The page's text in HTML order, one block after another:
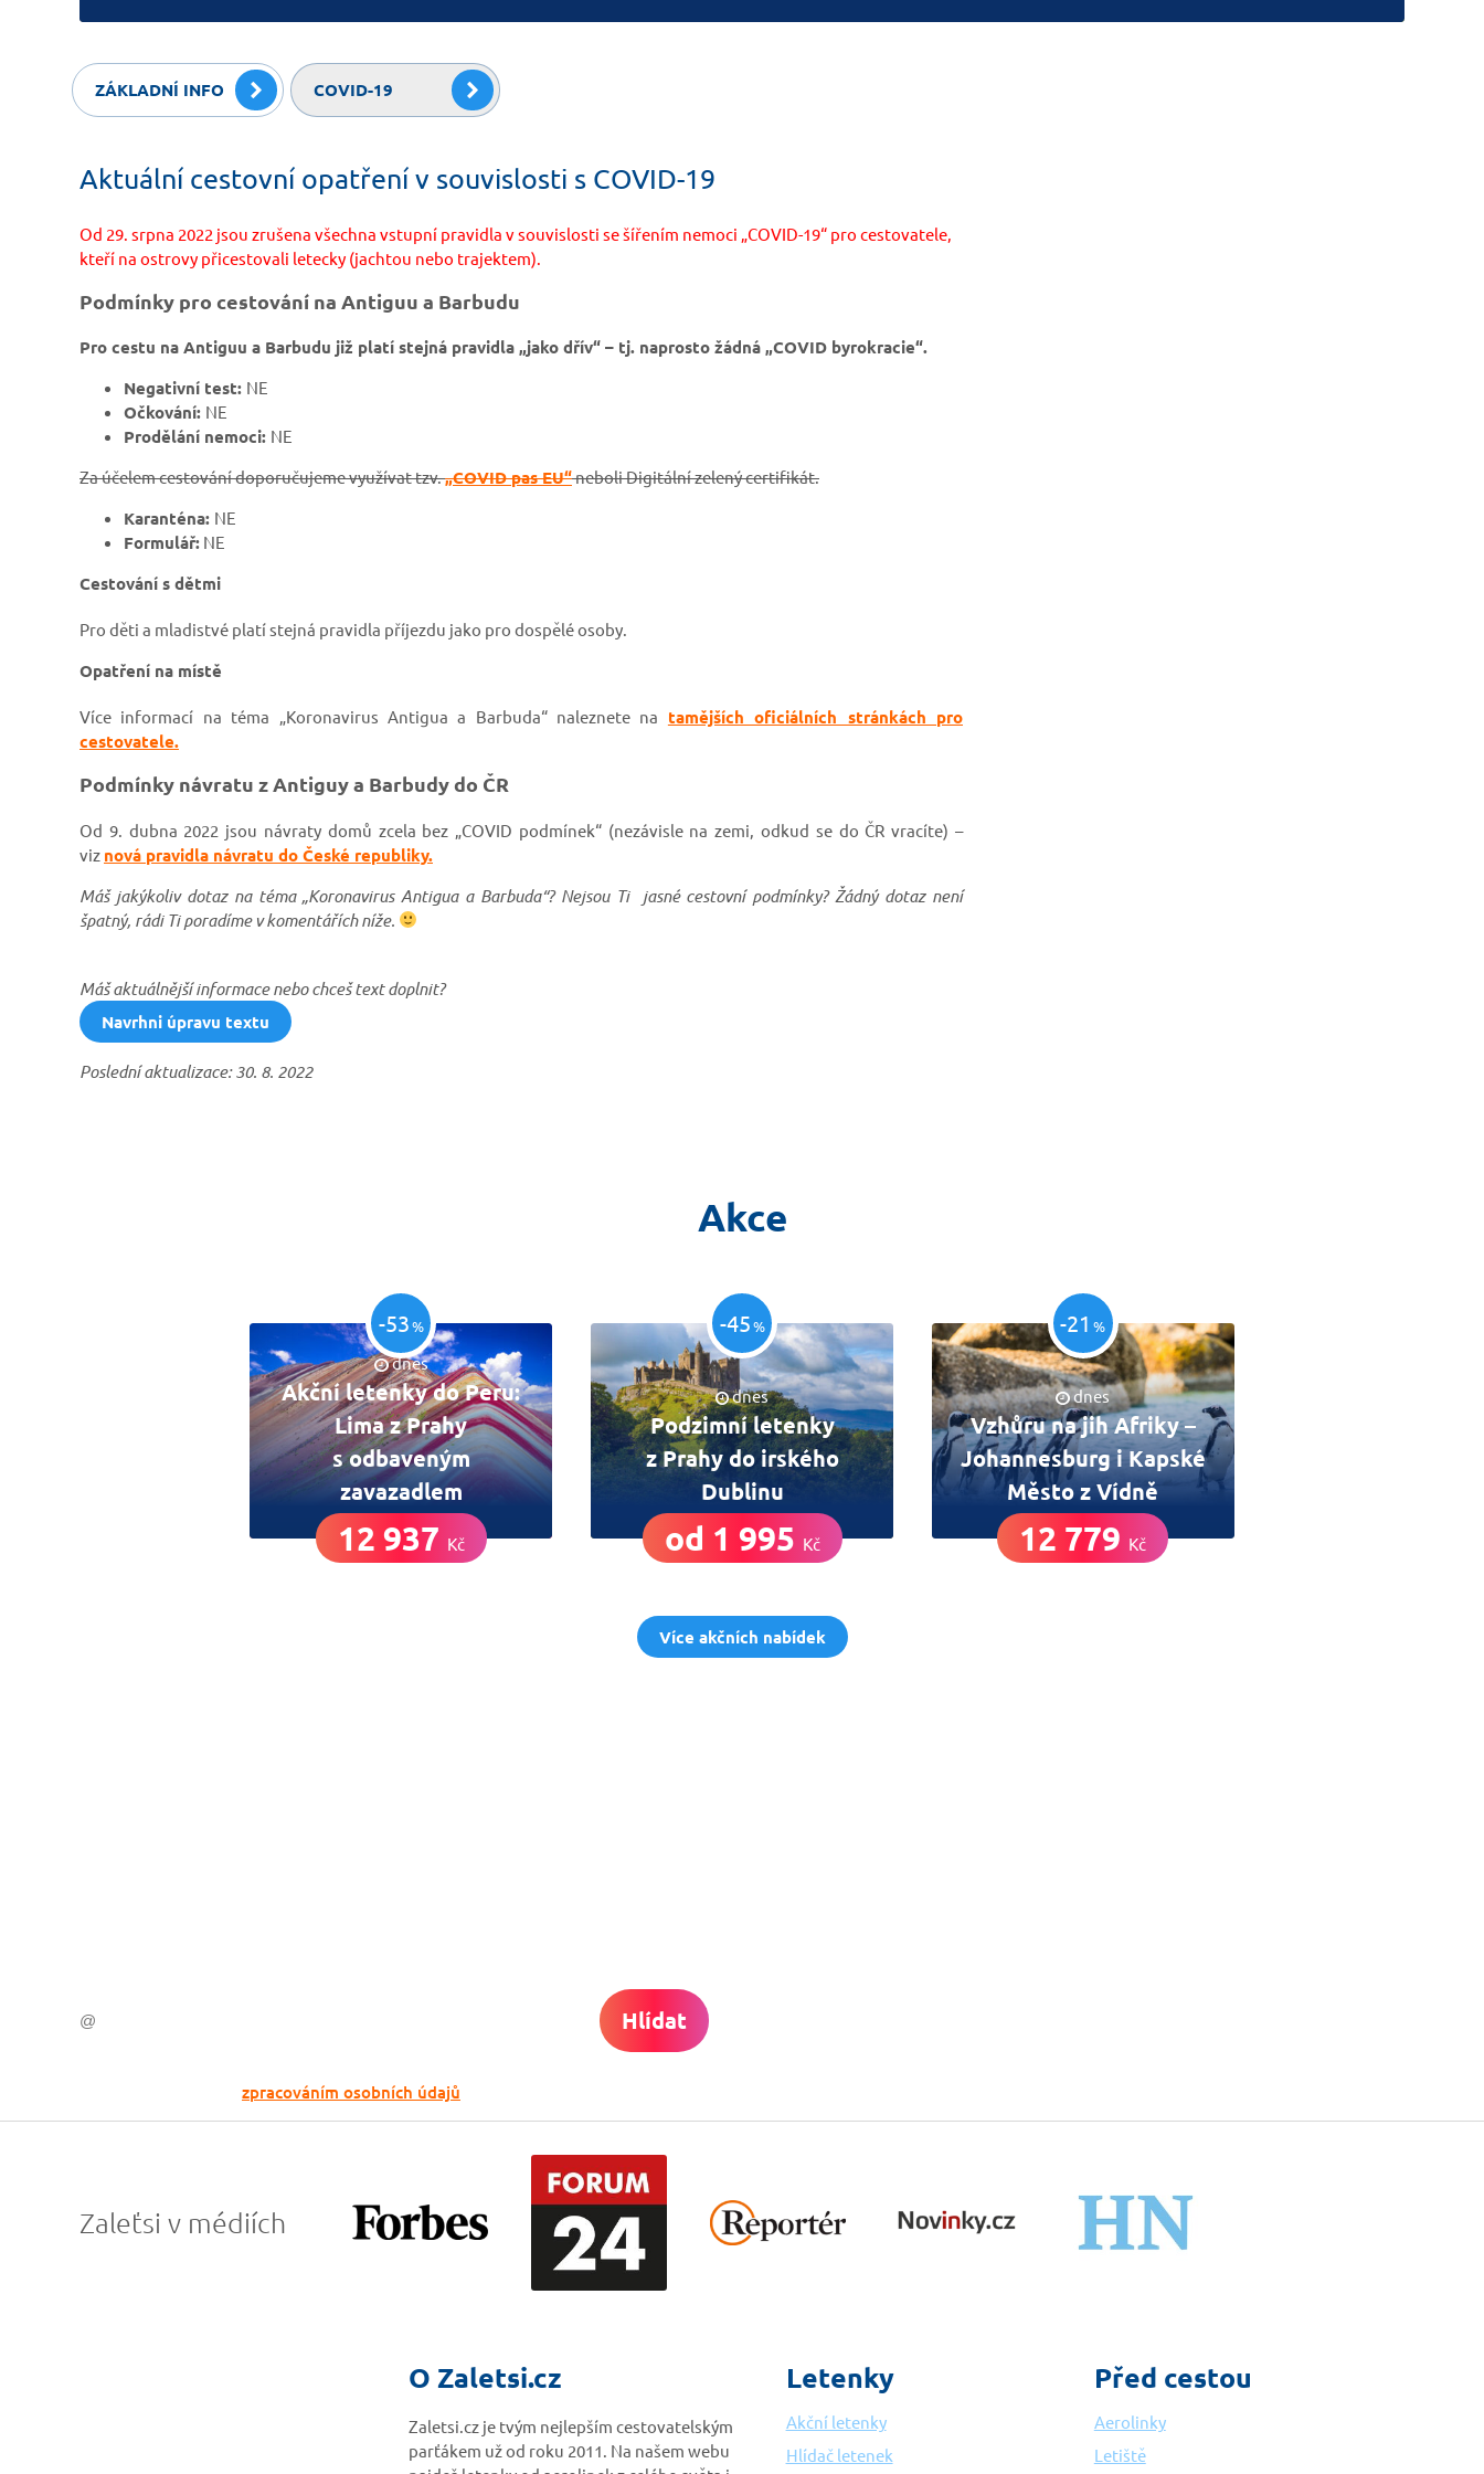
ZÁKLADNÍ INFO COVID-19
Aktuální cestovní opatření v souvislosti s COVID-19
Od 29. srpna 2022 jsou zrušena všechna vstupní pravidla v souvislosti se šířením nemoci „COVID-19“ pro cestovatele,
kteří na ostrovy přicestovali letecky (jachtou nebo trajektem).
Podmínky pro cestování na Antiguu a Barbudu
Pro cestu na Antiguu a Barbudu již platí stejná pravidla „jako dřív“ – tj. naprosto žádná „COVID byrokracie“.
Negativní test: NE
Očkování: NE
Prodělání nemoci: NE
Za účelem cestování doporučujeme využívat tzv.„COVID pas EU“neboli Digitální zelený certifikát.
Karanténa: NE
Formulář: NE
Cestování s dětmi
Pro děti a mladistvé platí stejná pravidla příjezdu jako pro dospělé osoby.
Opatření na místě
Více informací na téma „Koronavirus Antigua a Barbuda“ naleznete na tamějších oficiálních stránkách pro
cestovatele.
Podmínky návratu z Antiguy a Barbudy do ČR
Od 9. dubna 2022 jsou návraty domů zcela bez „COVID podmínek“ (nezávisle na zemi, odkud se do ČR vracíte) –
viz nová pravidla návratu do České republiky.
Máš jakýkoliv dotaz na téma „Koronavirus Antigua a Barbuda“? Nejsou Ti jasné cestovní podmínky? Žádný dotaz není
špatný, rádi Ti poradíme v komentářích níže.
Máš aktuálnější informace nebo chceš text doplnit?
Navrhni úpravu textu
Poslední aktualizace: 30. 8. 2022
Akce
-53%
dnes
Akční letenky do Peru:
Lima z Prahy
s odbaveným
zavazadlem
12 937 Kč
-45%
dnes
Podzimní letenky
z Prahy do irského
Dublinu
od 1 995 Kč
-21 %
dnes
Vzhůru na jih Afriky –
Johannesburg i Kapské
Město z Vídně
12 779 Kč
Více akčních nabídek
Hlídat
zpracováním osobních údajů
Zaleťsi v médiích
O Zaletsi.cz
Zaletsi.cz je tvým nejlepším cestovatelským
parťákem už od roku 2011. Na našem webu
Letenky
Akční letenky
Hlídač letenek
Před cestou
Aerolinky
Letiště